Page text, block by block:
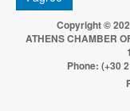
Copyright ©
ATHENS CHAMBER
Phone: (+30